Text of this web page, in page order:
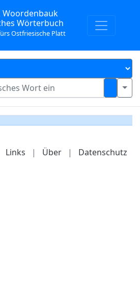
Wörterbuch
Ostfriesische Platt
Links | Über | Datenschutz